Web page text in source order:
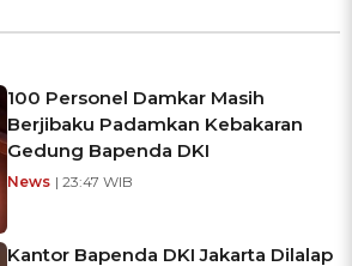
100 Personel Damkar Masih
Berjibaku Padamkan Kebakaran
Gedung Bapenda DKI
News | 23:47 WIB
Kantor Bapenda DKI Jakarta Dilalap